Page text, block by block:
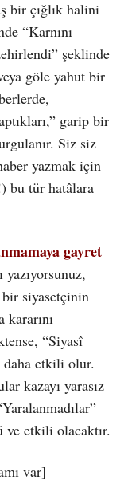
bir çığlık halini
“Karnını
şeklinde
göle yahut bir
garip bir
Siz siz
yazmak için
bu tür hatâlara
gayret
yazıyorsunuz,
siyasetçinin
“Siyasî
daha etkili olur.
kazayı yarasız
etkili olacaktır.
var]